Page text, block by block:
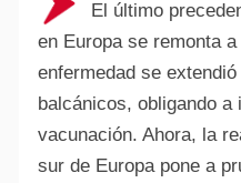
El último
en Europa se remonta
enfermedad se
balcánicos, obligando a
vacunación. Ahora, la
sur de Europa pone a